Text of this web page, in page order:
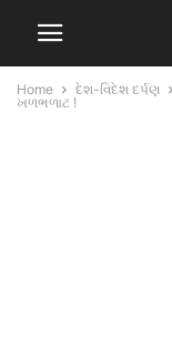
Home દેશ-વિદેશ દર્પણ
ખળભળાટ !